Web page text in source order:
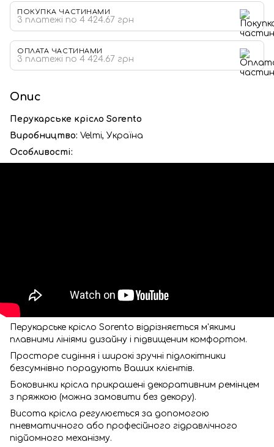
ПОКУПКА ЧАСТИНАМИ
3 платежі по 4 424.67 грн
ОПЛАТА ЧАСТИНАМИ
3 платежі по 4 424.67 грн
Опис
Перукарське крісло Sorento
Виробництво: Velmi, Україна
Особливості:
Перукарське крісло Sorento відрізняється м'якими
плавними лініями дизайну і підвищеним комфортом.
Просторе сидіння і широкі зручні підлокітники
безсумнівно порадують Ваших клієнтів.
Боковинки крісла прикрашені декоративним ремінцем
з пряжкою (можна замовити без декору).
Висота крісла регулюється за допомогою
пневматичного або професійного гідравлічного
підйомного механізму.